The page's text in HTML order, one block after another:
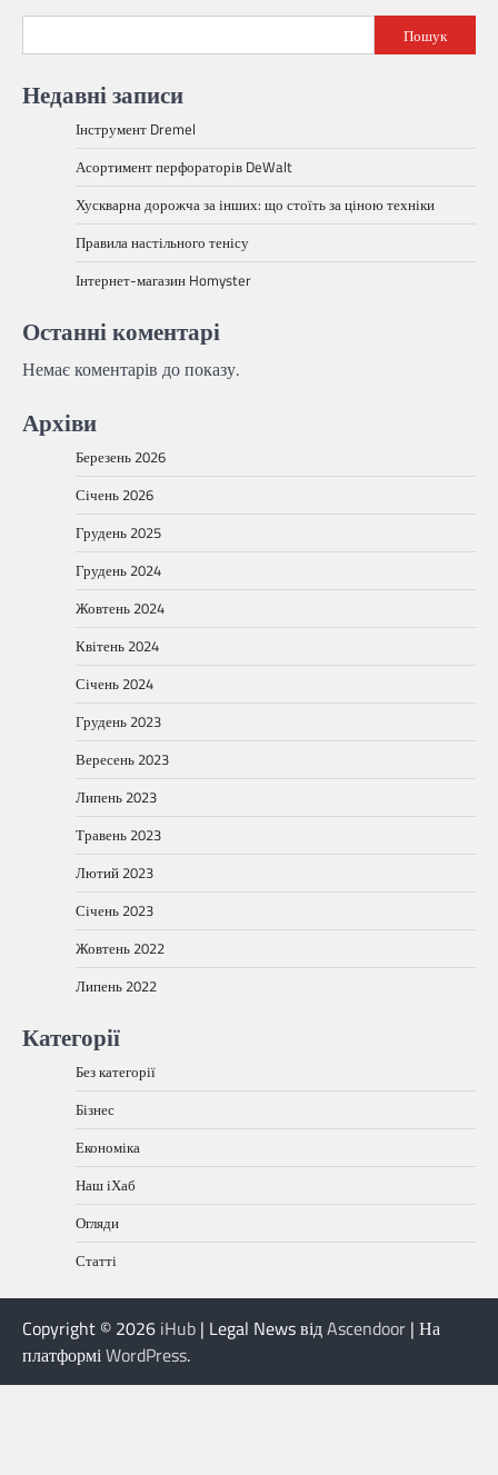
Пошук
Недавні записи
Інструмент Dremel
Асортимент перфораторів DeWalt
Хускварна дорожча за інших: що стоїть за ціною техніки
Правила настільного тенісу
Інтернет-магазин Homyster
Останні коментарі
Немає коментарів до показу.
Архіви
Березень 2026
Січень 2026
Грудень 2025
Грудень 2024
Жовтень 2024
Квітень 2024
Січень 2024
Грудень 2023
Вересень 2023
Липень 2023
Травень 2023
Лютий 2023
Січень 2023
Жовтень 2022
Липень 2022
Категорії
Без категорії
Бізнес
Економіка
Наш іХаб
Огляди
Статті
Copyright © 2026 iHub | Legal News відAscendoor | На
платформіWordPress.